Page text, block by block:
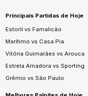
Principais Partidas de Hoje
Estoril vs Famalicão
Marítimo vs Casa Pia
Vitória Guimarães vs Arouca
Estrela Amadora vs Sporting
Grêmio vs São Paulo